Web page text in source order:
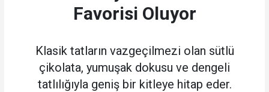
Favorisi Oluyor
Klasik tatların vazgeçilmezi olan sütlü
çikolata, yumuşak dokusu ve dengeli
tatlılığıyla geniş bir kitleye hitap eder.